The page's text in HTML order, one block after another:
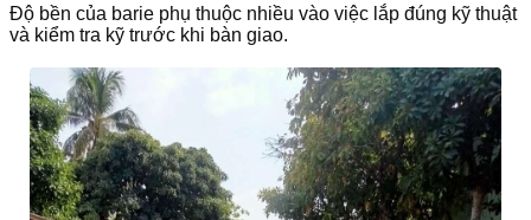
Độ bền của barie phụ thuộc nhiều vào việc lắp đúng kỹ thuật
và kiểm tra kỹ trước khi bàn giao.